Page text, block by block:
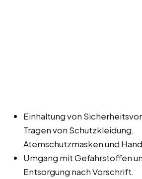
Einhaltung von
Tragen von Schutzkleidung,
Atemschutzmasken und
Umgang mit Gefahrstoffen
Entsorgung nach Vorschrift.